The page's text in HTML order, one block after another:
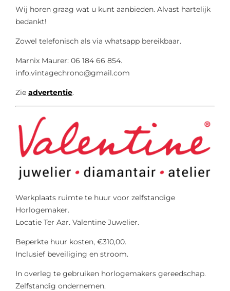
Wij horen graag wat u kunt aanbieden. Alvast hartelijk
bedankt!
Zowel telefonisch als via whatsapp bereikbaar.
Marnix Maurer: 06 184 66 854.
info.vintagechrono@gmail.com
Zie advertentie.
Werkplaats ruimte te huur voor zelfstandige
Horlogemaker.
Locatie Ter Aar. Valentine Juwelier.
Beperkte huur kosten, €310,00.
Inclusief beveiliging en stroom.
In overleg te gebruiken horlogemakers gereedschap.
Zelfstandig ondernemen.